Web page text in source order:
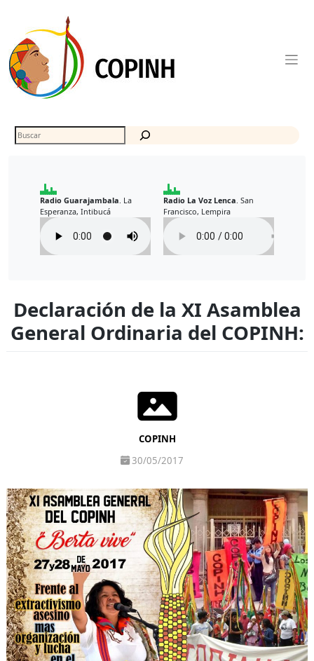
content
Buscar
Radio Guarajambala. La
Esperanza, Intibucá
Radio La Voz Lenca. San
Francisco, Lempira
Declaración de la XI Asamblea
General Ordinaria del COPINH:
COPINH
30/05/2017